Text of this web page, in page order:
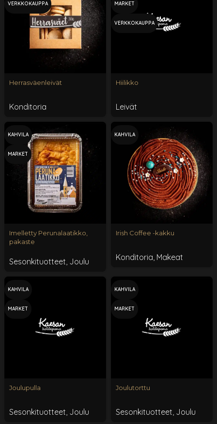
VERKKOKAUPPA
Herrasväenleivät
Konditoria
MARKET
VERKKOKAUPPA
Hiilikko
Leivät
KAHVILA
MARKET
Imelletty Perunalaatikko,
pakaste
Sesonkituotteet Joulu
KAHVILA
Irish Coffee -kakku
Konditoria, Makeat
KAHVILA
MARKET
Joulupulla
Sesonkituotteet Joulu
KAHVILA
MARKET
Joulutorttu
Sesonkituotteet Joulu